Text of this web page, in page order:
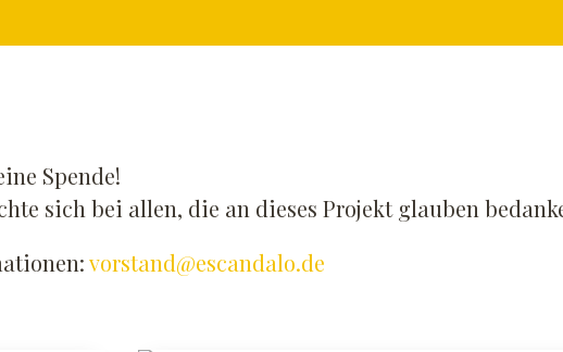
Spende!
sich bei allen, die an dieses Projekt glauben
vorstand@escandalo.de